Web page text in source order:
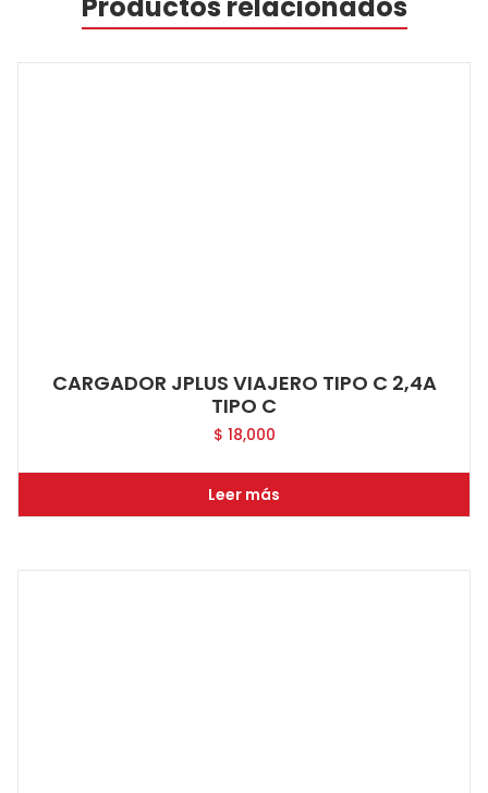
Productos relacionados
CARGADOR JPLUS VIAJERO TIPO C 2,4A
TIPO C
$ 18,000
Leer más